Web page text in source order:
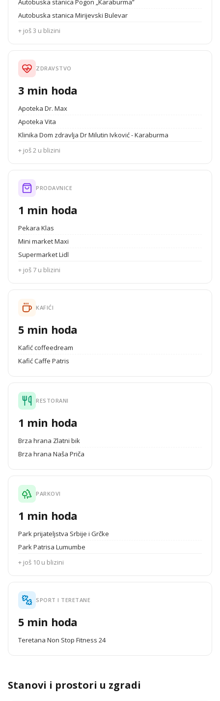
Autobuska stanica Pogon „Karaburma”
Autobuska stanica Mirijevski Bulevar
+ još 3 u blizini
ZDRAVSTVO
3 min hoda
Apoteka Dr. Max
Apoteka Vita
Klinika Dom zdravlja Dr Milutin Ivković - Karaburma
+ još 2 u blizini
PRODAVNICE
1 min hoda
Pekara Klas
Mini market Maxi
Supermarket Lidl
+ još 7 u blizini
KAFIĆI
5 min hoda
Kafić coffeedream
Kafić Caffe Patris
RESTORANI
1 min hoda
Brza hrana Zlatni bik
Brza hrana Naša Priča
PARKOVI
1 min hoda
Park prijateljstva Srbije i Grčke
Park Patrisa Lumumbe
+ još 10 u blizini
SPORT I TERETANE
5 min hoda
Teretana Non Stop Fitness 24
Stanovi i prostori u zgradi